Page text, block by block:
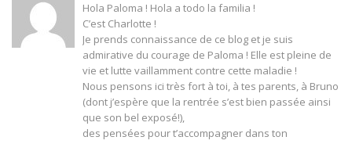
Hola Paloma ! Hola a todo la familia !
C’est Charlotte !
Je prends connaissance de ce blog et je suis
admirative du courage de Paloma ! Elle est pleine de
vie et lutte vaillamment contre cette maladie !
Nous pensons ici très fort à toi, à tes parents, à Bruno
(dont j’espère que la rentrée s’est bien passée ainsi
que son bel exposé!),
des pensées pour t’accompagner dans ton